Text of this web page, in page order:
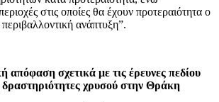
στις οποίες θα έχουν προτεραιότητα ο
ανάπτυξη”.
απόφαση σχετικά με τις έρευνες πεδίου
δραστηριότητες χρυσού στην Θράκη